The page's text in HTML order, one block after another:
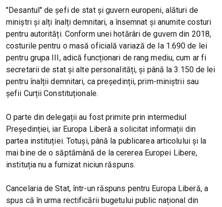
"Desantul" de șefi de stat și guvern europeni, alături de
miniștri și alți înalți demnitari, a însemnat și anumite costuri
pentru autorități. Conform unei hotărâri de guvern din 2018,
costurile pentru o masă oficială variază de la 1.690 de lei
pentru grupa III, adică funcționari de rang mediu, cum ar fi
secretarii de stat și alte personalități, și până la 3.150 de lei
pentru înalții demnitari, ca președinții, prim-miniștrii sau
șefii Curții Constituționale.
O parte din delegații au fost primite prin intermediul
Președinției, iar Europa Liberă a solicitat informații din
partea instituției. Totuși, până la publicarea articolului și la
mai bine de o săptămână de la cererea Europei Libere,
instituția nu a furnizat niciun răspuns.
Cancelaria de Stat, într-un răspuns pentru Europa Liberă, a
spus că în urma rectificării bugetului public național din